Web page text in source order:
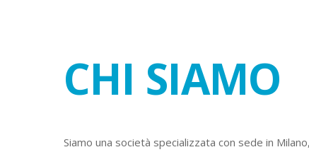
CHI SIAMO
Siamo una società specializzata con sede in